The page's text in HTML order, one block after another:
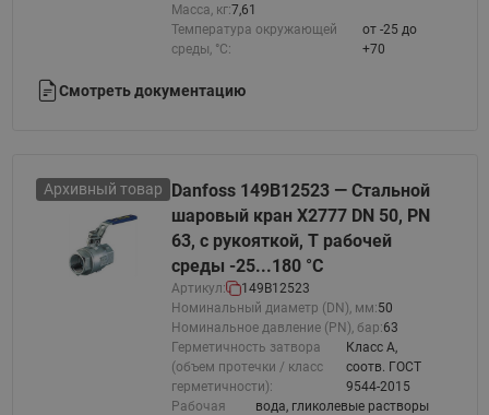
Масса, кг:7,61
Температура окружающей
среды, °С:
от -25 до
+70
Смотреть документацию
Архивный товар
Danfoss 149B12523 — Стальной
шаровый кран X2777 DN 50, PN
63, с рукояткой, T рабочей
среды -25...180 °С
Артикул:
149B12523
Номинальный диаметр (DN), мм:50
Номинальное давление (PN), бар:63
Герметичность затвора
(объем протечки / класс
герметичности):
Класс A,
соотв. ГОСТ
9544-2015
Рабочая
вода, гликолевые растворы